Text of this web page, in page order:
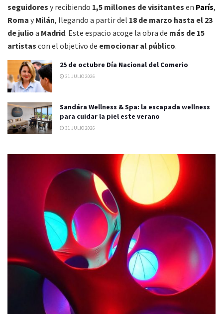
seguidores y recibiendo 1,5 millones de visitantes en París,
Roma y Milán, llegando a partir del 18 de marzo hasta el 23
de julio a Madrid. Este espacio acoge la obra de más de 15
artistas con el objetivo de emocionar al público.
25 de octubre Día Nacional del Comerio
31 JULIO 2026
Sandára Wellness & Spa: la escapada wellness
para cuidar la piel este verano
31 JULIO 2026